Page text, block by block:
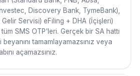
000
00
Discovery Bank, TymeBank),
Servisi) eFiling + DHA (İçişleri)
SMS OTP'leri. Gerçek bir SA hattı
tamamlayamazsınız veya
açamazsınız.